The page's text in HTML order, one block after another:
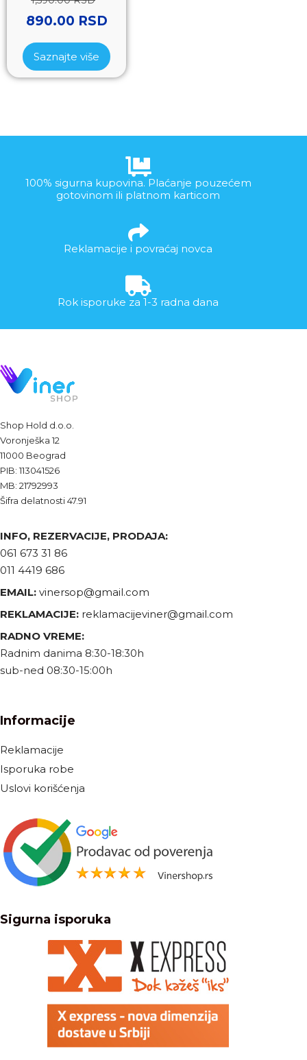
890.00 RSD
Saznajte više
100% sigurna kupovina. Plaćanje pouzećem
gotovinom ili platnom karticom
Reklamacije i povraćaj novca
Rok isporuke za 1-3 radna dana
Shop Hold d.o.o.
Voronješka 12
11000 Beograd
PIB: 113041526
MB: 21792993
Šifra delatnosti 47.91
INFO, REZERVACIJE, PRODAJA:
061 673 31 86
011 4419 686
EMAIL: vinersop@gmail.com
REKLAMACIJE: reklamacijeviner@gmail.com
RADNO VREME:
Radnim danima 8:30-18:30h
sub-ned 08:30-15:00h
Informacije
Reklamacije
Isporuka robe
Uslovi korišćenja
Sigurna isporuka